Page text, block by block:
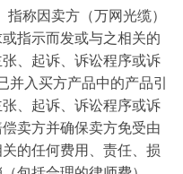
称因卖方（万网光缆）
指示而发或与之相关的
、起诉、诉讼程序或诉
入买方产品中的产品引
、起诉、诉讼程序或诉
卖方并确保卖方免受由
的任何费用、责任、损